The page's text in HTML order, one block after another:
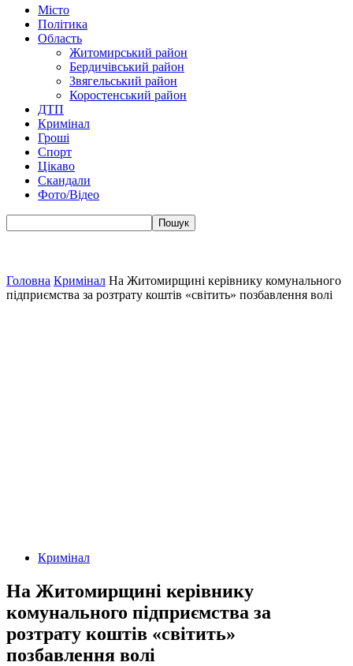
Місто
Політика
Область
Житомирський район
Бердичівський район
Звягельський район
Коростенський район
ДТП
Кримінал
Гроші
Спорт
Цікаво
Скандали
Фото/Відео
Головна Кримінал На Житомирщині керівнику комунального
підприємства за розтрату коштів «світить» позбавлення волі
Кримінал
На Житомирщині керівнику
комунального підприємства за
розтрату коштів «світить»
позбавлення волі